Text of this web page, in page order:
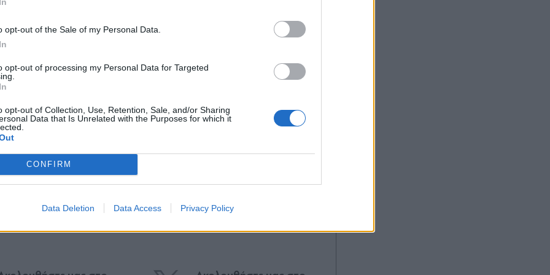
opt-out of the Sale of my Personal Data.
opt-out of processing my Personal Data for Targeted
opt-out of Collection, Use, Retention, Sale, and/or Sharing
Data that Is Unrelated with the Purposes for which it
CONFIRM
Data Deletion Data Access Privacy Policy
Η δημοσίευση κοινοποιήθηκε από το χρήστη E L E N A T S A G R I N O U (@elenatsagkrinou_official)
26/2
#Εγκυμοσύνη#DJ Stephan
Αποδέχομαι τουςόρους χρήσης